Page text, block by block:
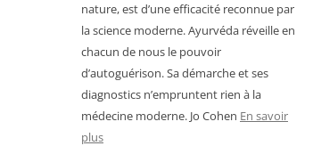
nature, est d’une efficacité reconnue par
la science moderne. Ayurvéda réveille en
chacun de nous le pouvoir
d’autoguérison. Sa démarche et ses
diagnostics n’empruntent rien à la
médecine moderne. Jo Cohen En savoir
plus